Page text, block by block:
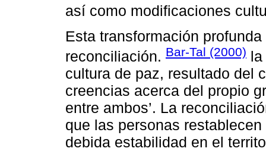
así como modificaciones
Esta transformación
reconciliación. Bar-Tal (2000) la
cultura de paz, resultado del
creencias acerca del propio
entre ambos’. La
que las personas
debida estabilidad en el